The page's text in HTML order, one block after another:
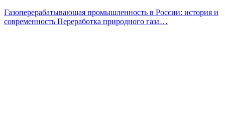
Газоперерабатывающая промышленность в России: история и
современность Переработка природного газа…